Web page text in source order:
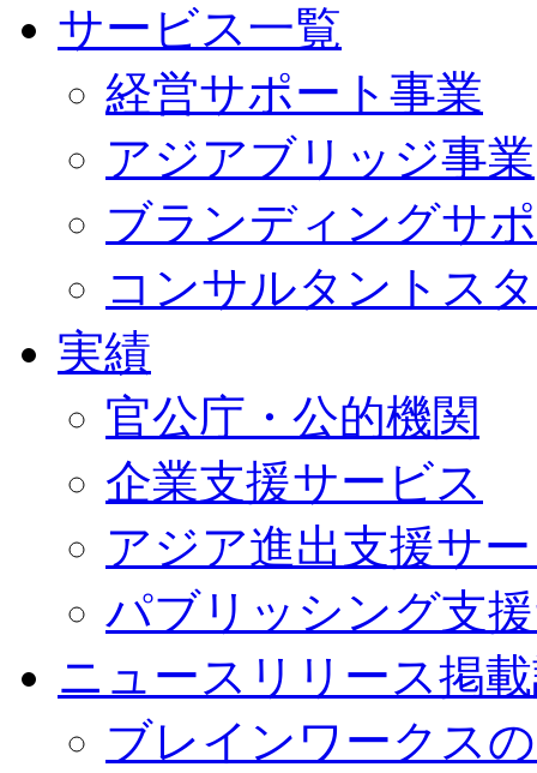
サービス一覧
経営サポート事業
アジアブリッジ事業
ブランディングサ
コンサルタントス
実績
官公庁・公的機関
企業支援サービス
アジア進出支援サ
パブリッシング支
ニュースリリース掲
ブレインワークス